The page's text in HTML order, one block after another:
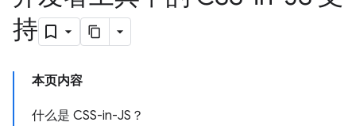
持
本页内容
什么是 CSS-in-JS？